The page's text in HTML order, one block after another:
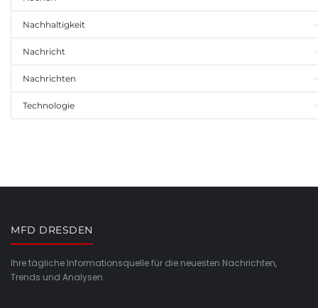
Nachhaltigkeit
Nachricht
Nachrichten
Technologie
MFD DRESDEN
Ihre tägliche Informationsquelle für die neuesten Nachrichten,
Trends und Analysen.